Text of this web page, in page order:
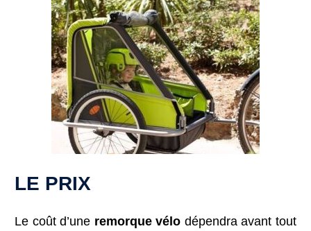
LE PRIX
Le coût d’une remorque vélo dépendra avant tout